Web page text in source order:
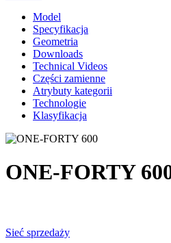
Model
Specyfikacja
Geometria
Downloads
Technical Videos
Części zamienne
Atrybuty kategorii
Technologie
Klasyfikacja
ONE-FORTY
Sieć sprzedaży